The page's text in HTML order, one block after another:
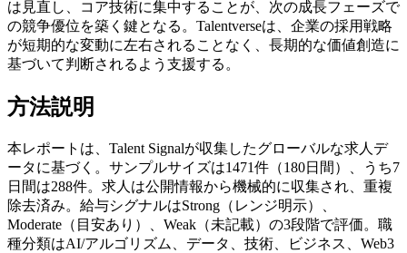
は見直し、コア技術に集中することが、次の成長フェーズで
の競争優位を築く鍵となる。Talentverseは、企業の採用戦略
が短期的な変動に左右されることなく、長期的な価値創造に
基づいて判断されるよう支援する。
方法説明
本レポートは、Talent Signalが収集したグローバルな求人デ
ータに基づく。サンプルサイズは1471件（180日間）、うち7
日間は288件。求人は公開情報から機械的に収集され、重複
除去済み。給与シグナルはStrong（レンジ明示）、
Moderate（目安あり）、Weak（未記載）の3段階で評価。職
種分類はAI/アルゴリズム、データ、技術、ビジネス、Web3